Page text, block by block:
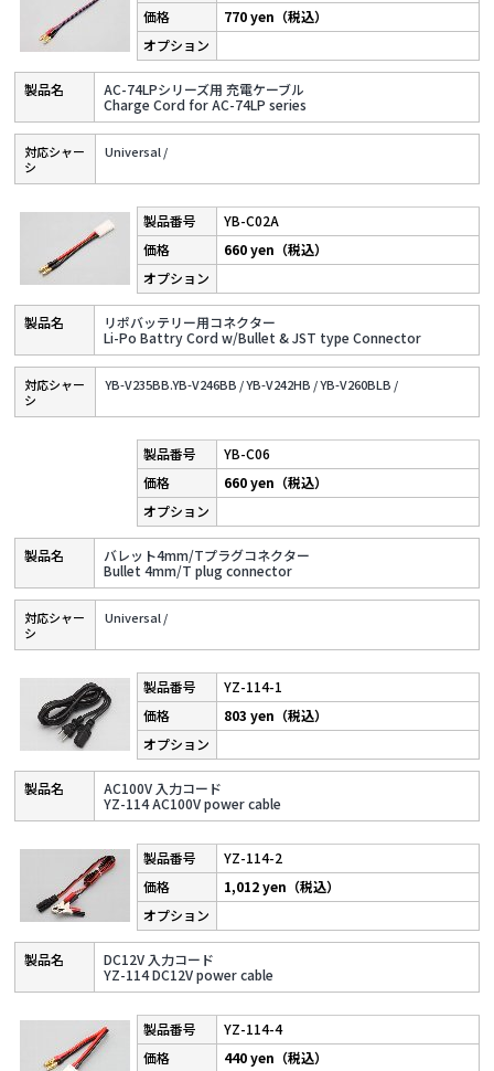
AC-74LPシリーズ用 充電ケーブル
Charge Cord for AC-74LP series
770 yen（税込）
対応シャー
シ
Universal /
YB-C02A
リポバッテリー用コネクター
Li-Po Battry Cord w/Bullet & JST type Connector
660 yen（税込）
対応シャー
シ
YB-V235BB.YB-V246BB /YB-V242HB /YB-V260BLB /
YB-C06
バレット4mm/Tプラグコネクター
Bullet 4mm/T plug connector
660 yen（税込）
対応シャー
シ
Universal /
YZ-114-1
AC100V 入力コード
YZ-114 AC100V power cable
803 yen（税込）
YZ-114-2
DC12V 入力コード
YZ-114 DC12V power cable
1,012 yen（税込）
YZ-114-4
440 yen（税込）